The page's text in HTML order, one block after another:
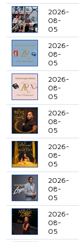
2026-
08-
05
2026-
08-
05
2026-
08-
05
2026-
08-
05
2026-
08-
05
2026-
08-
05
2026-
08-
05